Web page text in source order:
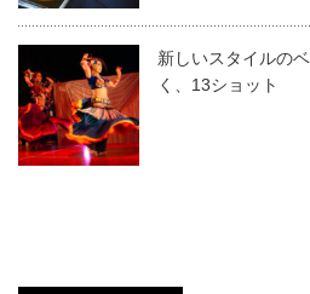
新しいスタイルの
く、13ショット